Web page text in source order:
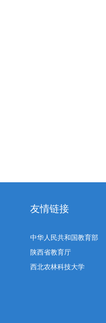
友情链接
中华人民共和国教育部
陕西省教育厅
西北农林科技大学